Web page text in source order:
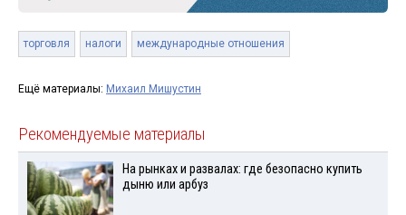
торговля налоги международные отношения
Ещё материалы: Михаил Мишустин
Рекомендуемые материалы
На рынках и развалах: где безопасно купить
дыню или арбуз